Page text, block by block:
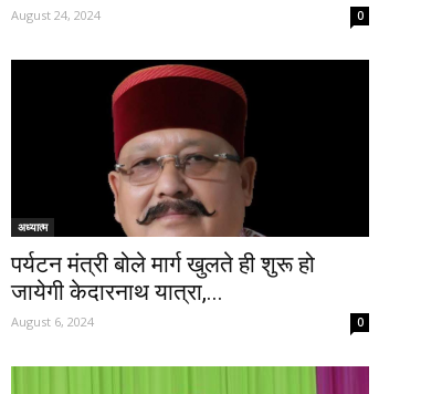
August 24, 2024 0
अध्यात्म
पर्यटन मंत्री बोले मार्ग खुलते ही शुरू हो
जायेगी केदारनाथ यात्रा,...
August 6, 2024 0